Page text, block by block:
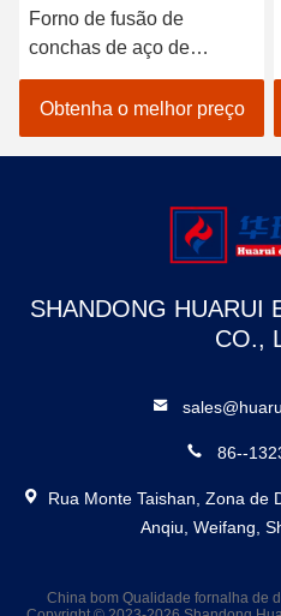
Forno de fusão de
conchas de aço de
poupança de energia Alta
segurança
Obtenha o melhor preço
SHANDONG HUARUI
CO.,
86--
Rua Monte Taishan, Zona de
Anqiu, Weifang,
China bom Qualidade fornalha de